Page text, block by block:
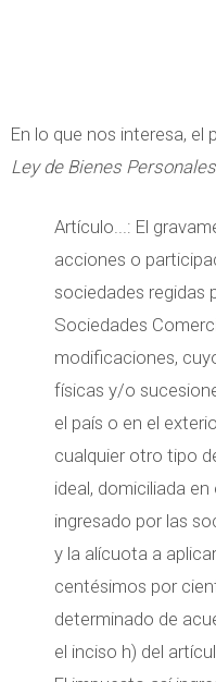
En lo que nos interesa, el
Ley de Bienes Personales
Artículo...: El
acciones o
sociedades regidas
Sociedades
modificaciones,
físicas y/o
el país o en el
cualquier otro tipo
ideal, domiciliada
ingresado por las
y la alícuota a
centésimos por
determinado de
el inciso h) del